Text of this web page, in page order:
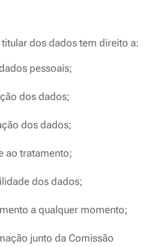
titular dos dados tem direito a:
pessoais;
dos dados;
dos dados;
ao tratamento;
dos dados;
a qualquer momento;
junto da Comissão